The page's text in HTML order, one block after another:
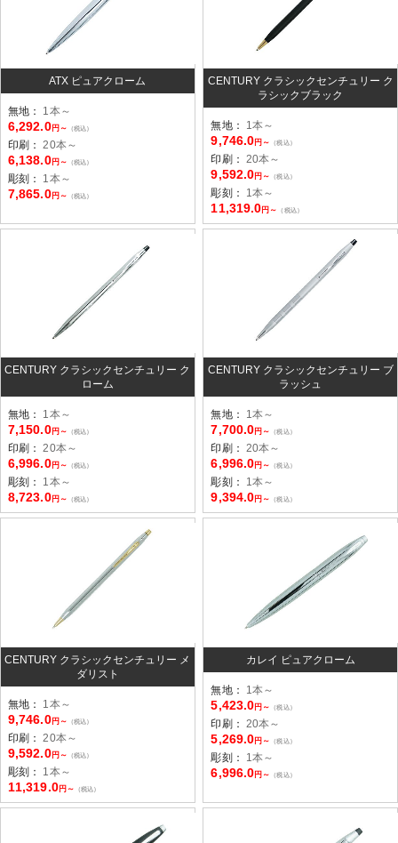
ATX ピュアクローム
無地： 1本～
6,292.0円～ （税込）
印刷：20本～
6,138.0円～ （税込）
彫刻： 1本～
7,865.0円～ （税込）
CENTURY クラシックセンチュリー ク
ラシックブラック
無地： 1本～
9,746.0 円～ （税込）
印刷： 20本～
9,592.0 円～ （税込）
彫刻： 1本～
11,319.0 円～ （税込）
CENTURY クラシックセンチュリー ク
ローム
無地： 1本～
7,150.0円～ （税込）
印刷：20本～
6,996.0円～ （税込）
彫刻： 1本～
8,723.0円～ （税込）
CENTURY クラシックセンチュリー ブ
ラッシュ
無地： 1本～
7,700.0 円～ （税込）
印刷： 20本～
6,996.0 円～ （税込）
彫刻： 1本～
9,394.0 円～ （税込）
CENTURY クラシックセンチュリー メ
ダリスト
無地： 1本～
9,746.0円～ （税込）
印刷： 20本～
9,592.0円～ （税込）
彫刻： 1本～
11,319.0円～ （税込）
カレイ ピュアクローム
無地： 1本～
5,423.0 円～ （税込）
印刷： 20本～
5,269.0 円～ （税込）
彫刻： 1本～
6,996.0 円～ （税込）